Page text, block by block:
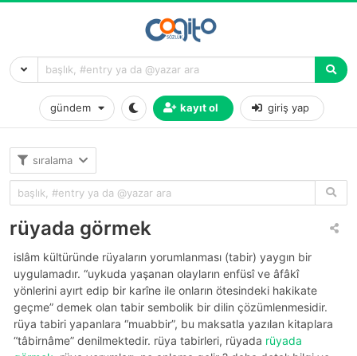
gündem kayıt ol giriş yap
sıralama
rüyada görmek
i̇slâm kültüründe rüyaların yorumlanması (tabir) yaygın bir
uygulamadır. “uykuda yaşanan olayların enfüsî ve âfâkî
yönlerini ayırt edip bir karîne ile onların ötesindeki hakikate
geçme” demek olan tabir sembolik bir dilin çözümlenmesidir.
rüya tabiri yapanlara “muabbir”, bu maksatla yazılan kitaplara
“tâbirnâme” denilmektedir. rüya tabirleri, rüyada rüyada